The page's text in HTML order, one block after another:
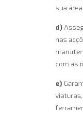
sua
d)
nas
com as
e)